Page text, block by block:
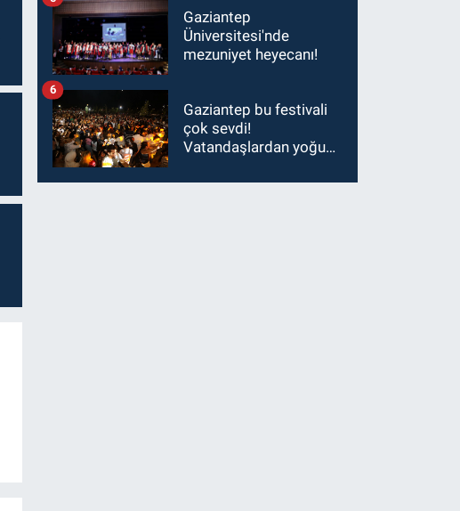
Gaziantep
Üniversitesi'nde
mezuniyet heyecanı!
Gaziantep bu festivali
çok sevdi!
Vatandaşlardan yoğun
6